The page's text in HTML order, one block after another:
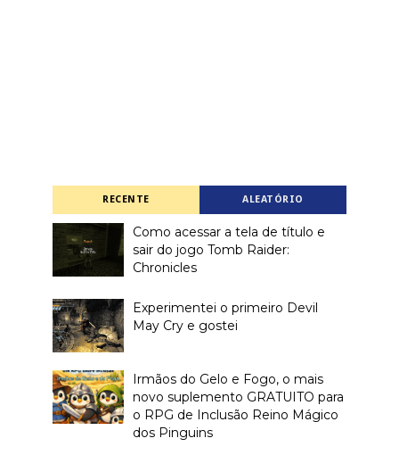
RECENTE ALEATÓRIO
Como acessar a tela de título e
sair do jogo Tomb Raider:
Chronicles
Experimentei o primeiro Devil
May Cry e gostei
Irmãos do Gelo e Fogo, o mais
novo suplemento GRATUITO para
o RPG de Inclusão Reino Mágico
dos Pinguins